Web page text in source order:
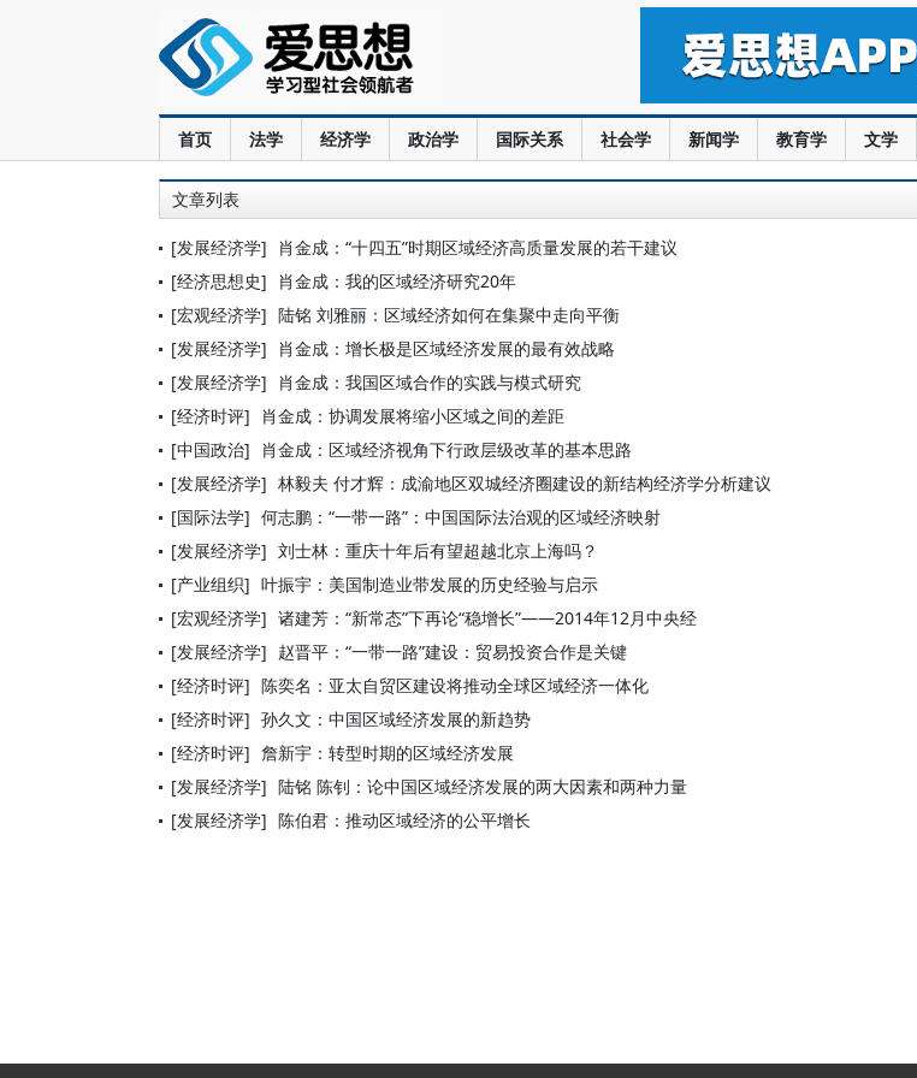
首页 法学 经济学 政治学 国际关系 社会学 新闻学 教育学 文学
文章列表
[发展经济学] 肖金成：“十四五”时期区域经济高质量发展的若干建议
[经济思想史] 肖金成：我的区域经济研究20年
[宏观经济学] 陆铭 刘雅丽：区域经济如何在集聚中走向平衡
[发展经济学] 肖金成：增长极是区域经济发展的最有效战略
[发展经济学] 肖金成：我国区域合作的实践与模式研究
[经济时评] 肖金成：协调发展将缩小区域之间的差距
[中国政治] 肖金成：区域经济视角下行政层级改革的基本思路
[发展经济学] 林毅夫 付才辉：成渝地区双城经济圈建设的新结构经济学分析建议
[国际法学] 何志鹏：“一带一路”：中国国际法治观的区域经济映射
[发展经济学] 刘士林：重庆十年后有望超越北京上海吗？
[产业组织] 叶振宇：美国制造业带发展的历史经验与启示
[宏观经济学] 诸建芳：“新常态”下再论“稳增长”——2014年12月中央经
[发展经济学] 赵晋平：“一带一路”建设：贸易投资合作是关键
[经济时评] 陈奕名：亚太自贸区建设将推动全球区域经济一体化
[经济时评] 孙久文：中国区域经济发展的新趋势
[经济时评] 詹新宇：转型时期的区域经济发展
[发展经济学] 陆铭 陈钊：论中国区域经济发展的两大因素和两种力量
[发展经济学] 陈伯君：推动区域经济的公平增长